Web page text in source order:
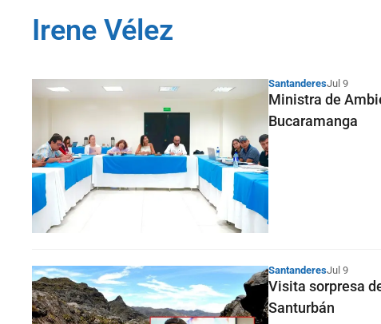
Irene Vélez
SantanderesJul 9
Ministra de
Bucaramanga
SantanderesJul 9
Visita sorpresa
Santurbán